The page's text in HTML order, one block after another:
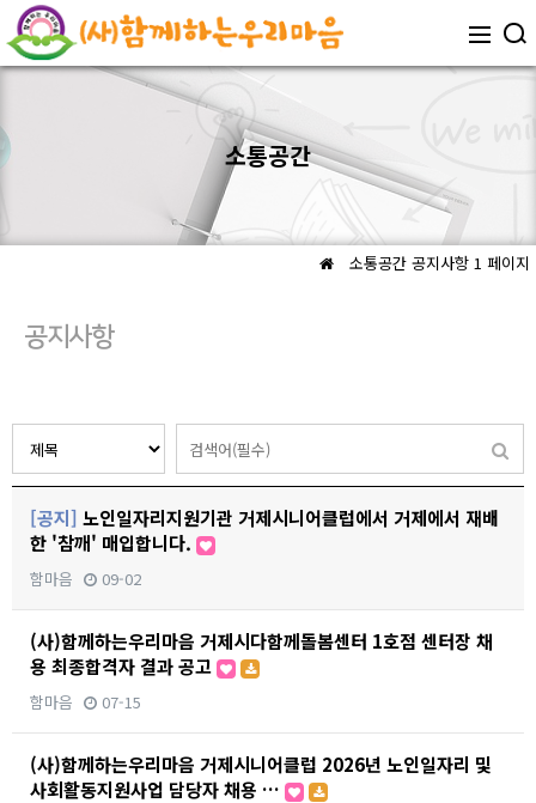
소통공간
소통공간 공지사항 1 페이지
공지사항
[공지] 노인일자리지원기관 거제시니어클럽에서 거제에서 재배
한 '참깨' 매입합니다.
함마음 09-02
(사)함께하는우리마음 거제시다함께돌봄센터 1호점 센터장 채
용 최종합격자 결과 공고
함마음 07-15
(사)함께하는우리마음 거제시니어클럽 2026년 노인일자리 및
사회활동지원사업 담당자 채용 …